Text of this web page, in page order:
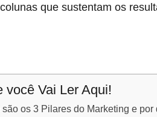
que sustentam os
você Vai Ler Aqui!
são os 3 Pilares do Marketing e